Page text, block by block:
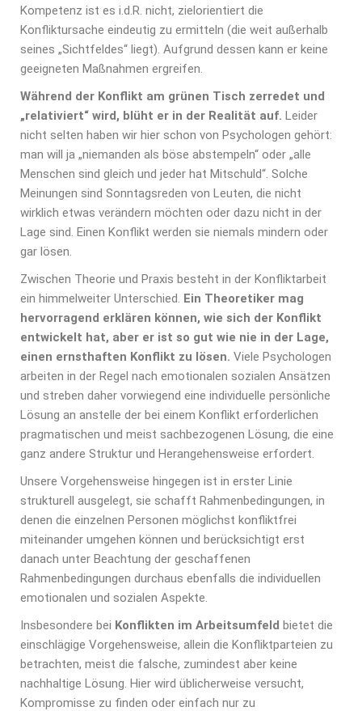
Kompetenz ist es i.d.R. nicht, zielorientiert die
Konfliktursache eindeutig zu ermitteln (die weit außerhalb
seines „Sichtfeldes“ liegt). Aufgrund dessen kann er keine
geeigneten Maßnahmen ergreifen.
Während der Konflikt am grünen Tisch zerredet und
„relativiert“ wird, blüht er in der Realität auf. Leider
nicht selten haben wir hier schon von Psychologen gehört:
man will ja „niemanden als böse abstempeln“ oder „alle
Menschen sind gleich und jeder hat Mitschuld“. Solche
Meinungen sind Sonntagsreden von Leuten, die nicht
wirklich etwas verändern möchten oder dazu nicht in der
Lage sind. Einen Konflikt werden sie niemals mindern oder
gar lösen.
Zwischen Theorie und Praxis besteht in der Konfliktarbeit
ein himmelweiter Unterschied. Ein Theoretiker mag
hervorragend erklären können, wie sich der Konflikt
entwickelt hat, aber er ist so gut wie nie in der Lage,
einen ernsthaften Konflikt zu lösen. Viele Psychologen
arbeiten in der Regel nach emotionalen sozialen Ansätzen
und streben daher vorwiegend eine individuelle persönliche
Lösung an anstelle der bei einem Konflikt erforderlichen
pragmatischen und meist sachbezogenen Lösung, die eine
ganz andere Struktur und Herangehensweise erfordert.
Unsere Vorgehensweise hingegen ist in erster Linie
strukturell ausgelegt, sie schafft Rahmenbedingungen, in
denen die einzelnen Personen möglichst konfliktfrei
miteinander umgehen können und berücksichtigt erst
danach unter Beachtung der geschaffenen
Rahmenbedingungen durchaus ebenfalls die individuellen
emotionalen und sozialen Aspekte.
Insbesondere bei Konflikten im Arbeitsumfeld bietet die
einschlägige Vorgehensweise, allein die Konfliktparteien zu
betrachten, meist die falsche, zumindest aber keine
nachhaltige Lösung. Hier wird üblicherweise versucht,
Kompromisse zu finden oder einfach nur zu